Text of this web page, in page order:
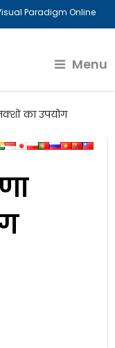
Paradigm Online
Menu
का उपयोग